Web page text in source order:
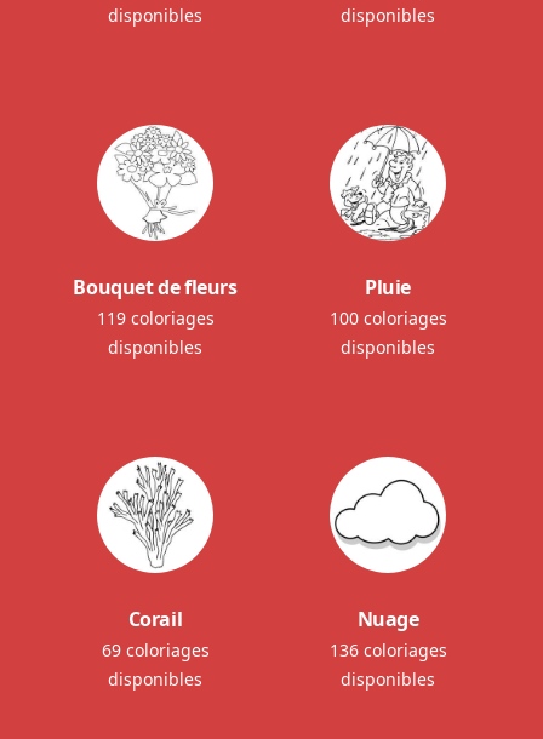
disponibles
disponibles
Bouquet de fleurs
119 coloriages
disponibles
Pluie
100 coloriages
disponibles
Corail
69 coloriages
disponibles
Nuage
136 coloriages
disponibles